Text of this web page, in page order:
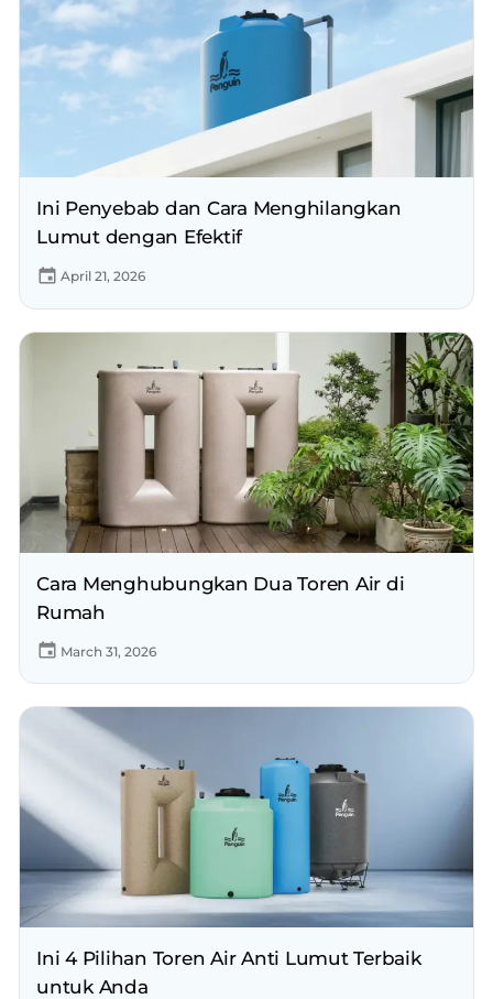
Ini Penyebab dan Cara Menghilangkan
Lumut dengan Efektif
April 21, 2026
Cara Menghubungkan Dua Toren Air di
Rumah
March 31, 2026
Ini 4 Pilihan Toren Air Anti Lumut Terbaik
untuk Anda